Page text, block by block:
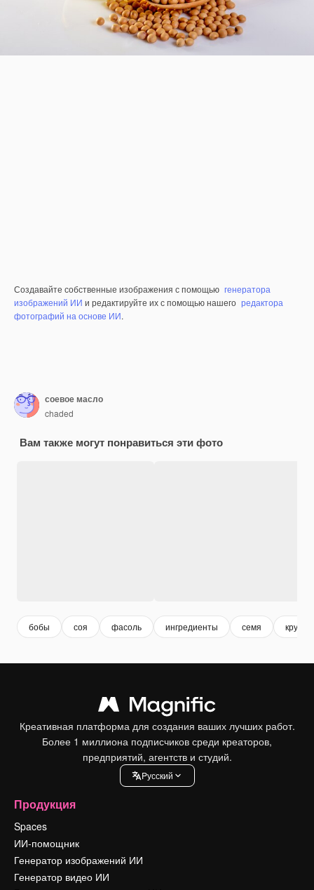
Создавайте собственные изображения с помощью генератора
изображений ИИ и редактируйте их с помощью нашего редактора
фотографий на основе ИИ.
соевое масло
chaded
Вам также могут понравиться эти фото
бобы соя фасоль ингредиенты семя
Креативная платформа для создания ваших лучших работ.
Более 1 миллиона подписчиков среди креаторов,
предприятий, агентств и студий.
Pусский
Продукция
Spaces
ИИ-помощник
Генератор изображений ИИ
Генератор видео ИИ